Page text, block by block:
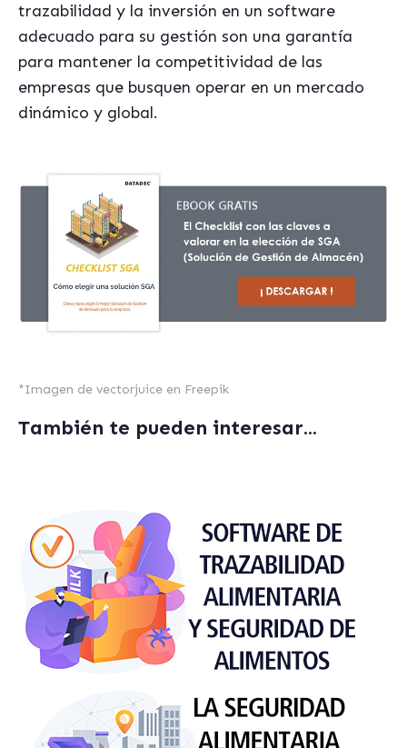
trazabilidad y la inversión en un software
adecuado para su gestión son una garantía
para mantener la competitividad de las
empresas que busquen operar en un mercado
dinámico y global.
*Imagen de vectorjuice en Freepik
También te pueden interesar...